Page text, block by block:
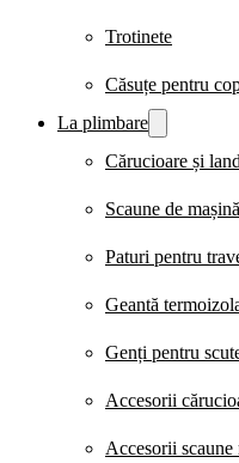
Trotinete
Căsuțe pentru
La plimbare
Cărucioare și
Scaune de mașină
Paturi pentru
Geantă
Genți pentru
Accesorii
Accesorii scaune